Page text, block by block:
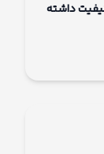
کیفیت داشته